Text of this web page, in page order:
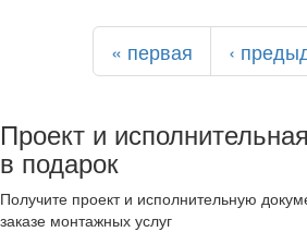
« первая ‹
Проект и
в подарок
Получите проект и исполнительную
заказе монтажных услуг